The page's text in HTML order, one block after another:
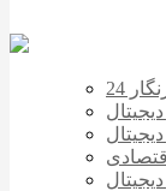
24
دیجیتال